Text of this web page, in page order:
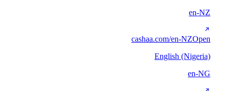
en-NZ
cashaa.com/en-NZOpen
English (Nigeria)
en-NG